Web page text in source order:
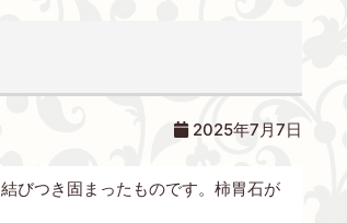
2025年7月7日
びつき固まったものです。柿胃石が